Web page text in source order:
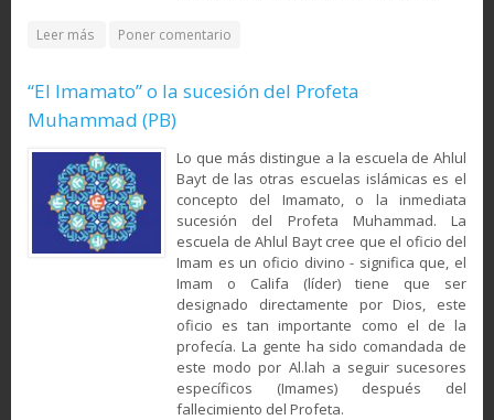
Leer más about El ser humano desde la óptica del Islam
Poner comentario
“El Imamato” o la sucesión del Profeta
Muhammad (PB)
Lo que más distingue a la escuela de Ahlul
Bayt de las otras escuelas islámicas es el
concepto del Imamato, o la inmediata
sucesión del Profeta Muhammad. La
escuela de Ahlul Bayt cree que el oficio del
Imam es un oficio divino - significa que, el
Imam o Califa (líder) tiene que ser
designado directamente por Dios, este
oficio es tan importante como el de la
profecía. La gente ha sido comandada de
este modo por Al.lah a seguir sucesores
específicos (Imames) después del
fallecimiento del Profeta.